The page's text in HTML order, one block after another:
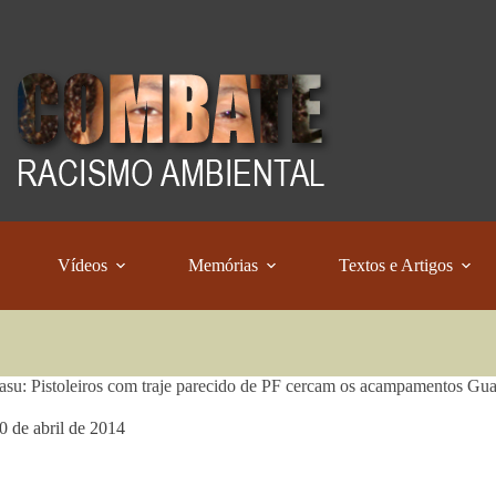
Vídeos Memórias Textos e Artigos
Pistoleiros com traje parecido de PF cercam os acampamentos
de abril de 2014